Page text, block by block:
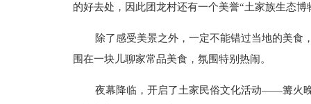
的好去处，因此团龙村还有一个美誉“土家族生态博
除了感受美景之外，一定不能错过当地的美食
围在一块儿聊家常品美食，氛围特别热闹。
夜幕降临，开启了土家民俗文化活动——篝火